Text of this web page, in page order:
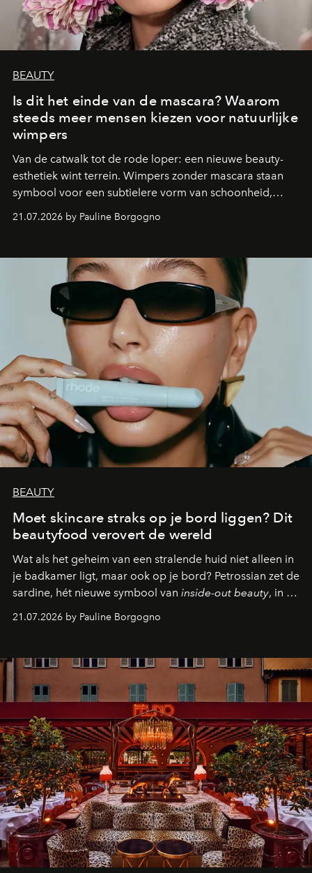
BEAUTY
Is dit het einde van de mascara? Waarom
steeds meer mensen kiezen voor natuurlijke
wimpers
Van de catwalk tot de rode loper: een nieuwe beauty-
esthetiek wint terrein. Wimpers zonder mascara staan
symbool voor een subtielere vorm van schoonheid,
waarin zelfvertrouwen belangrijker is dan een overvloed
aan make-up.
21.07.2026 by Pauline Borgogno
BEAUTY
Moet skincare straks op je bord liggen? Dit
beautyfood verovert de wereld
Wat als het geheim van een stralende huid niet alleen in
je badkamer ligt, maar ook op je bord? Petrossian zet de
sardine, hét nieuwe symbool van inside-out beauty, in de
kijker met twee gastronomische creaties.
21.07.2026 by Pauline Borgogno